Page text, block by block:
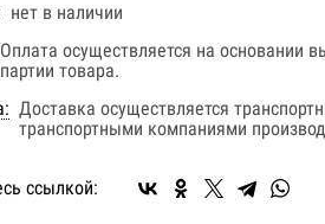
нет в наличии
Оплата осуществляется на основании
партии товара.
Доставка осуществляется
транспортными компаниями
ссылкой: